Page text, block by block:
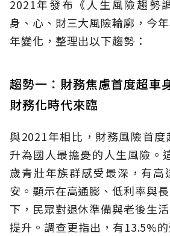
2021年發布《人生風險趨勢
身、心、財三大風險輪廓，今
年變化，整理出以下趨勢：
趨勢一：財務焦慮首度超車
財務化時代來臨
與2021年相比，財務風險首
升為國人最擔憂的人生風險。
歲青壯年族群感受最深，有高
安。顯示在高通膨、低利率與
下，民眾對退休準備與老後生
提升。調查更指出，有13.5%